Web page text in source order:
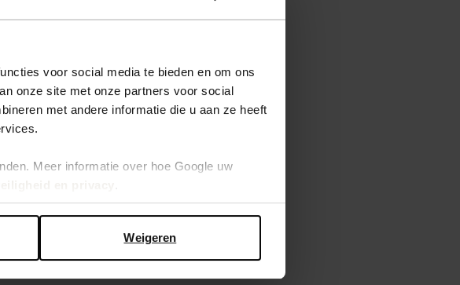
voor social media te bieden en om ons
onze site met onze partners voor social
met andere informatie die u aan ze heeft
Meer informatie over hoe Google uw
Weigeren